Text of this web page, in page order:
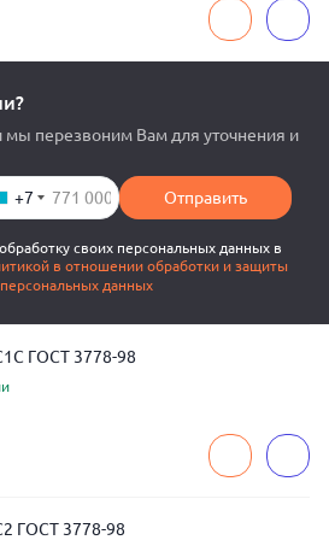
мы перезвоним Вам для уточнения и
+7 Отправить
своих персональных данных в
в отношении обработки и защиты
персональных данных
ГОСТ 3778-98
ГОСТ 3778-98